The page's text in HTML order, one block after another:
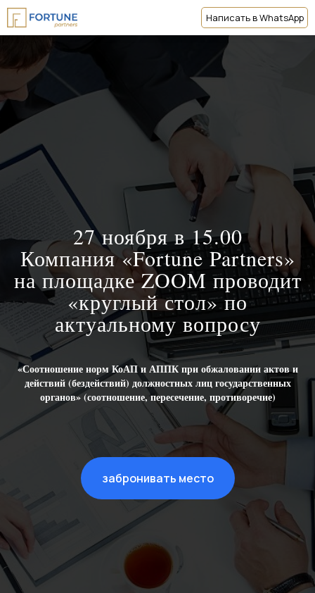
Написать в WhatsApp
27 ноября в 15.00
Компания «Fortune Partners»
на площадке ZOOM проводит
«круглый стол» по
актуальному вопросу
«Соотношение норм КоАП и АППК при обжаловании актов и
действий (бездействий) должностных лиц государственных
органов» (соотношение, пересечение, противоречие)
забронивать место